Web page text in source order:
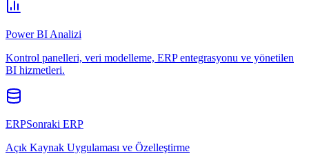
Power BI Analizi
Kontrol panelleri, veri modelleme, ERP entegrasyonu ve yönetilen
BI hizmetleri.
ERPSonraki ERP
Açık Kaynak Uygulaması ve Özelleştirme